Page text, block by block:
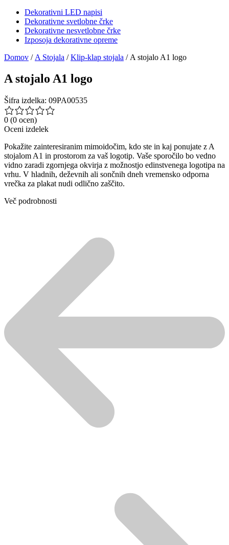
Dekorativni LED napisi
Dekorativne svetlobne črke
Dekorativne nesvetlobne črke
Izposoja dekorativne opreme
Domov / A Stojala /Klip-klap stojala / A stojalo A1 logo
A stojalo A1 logo
Šifra izdelka: 09PA00535
0 (0 ocen)
Oceni izdelek
Pokažite zainteresiranim mimoidočim, kdo ste in kaj ponujate z A
stojalom A1 in prostorom za vaš logotip. Vaše sporočilo bo vedno
vidno zaradi zgornjega okvirja z možnostjo edinstvenega logotipa na
vrhu. V hladnih, deževnih ali sončnih dneh vremensko odporna
vrečka za plakat nudi odlično zaščito.
Več podrobnosti